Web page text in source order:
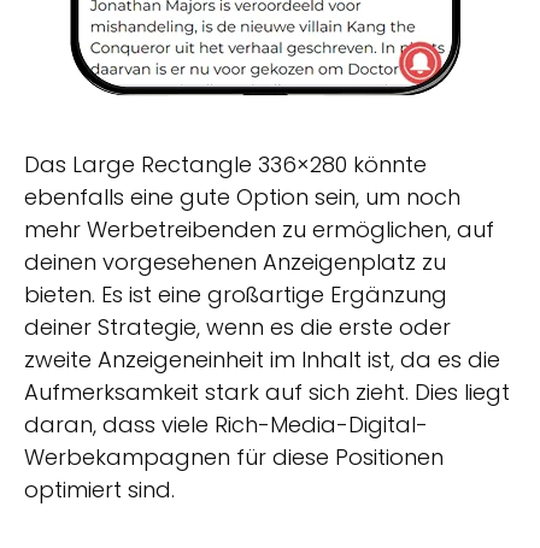
Das Large Rectangle 336×280 könnte
ebenfalls eine gute Option sein, um noch
mehr Werbetreibenden zu ermöglichen, auf
deinen vorgesehenen Anzeigenplatz zu
bieten. Es ist eine großartige Ergänzung
deiner Strategie, wenn es die erste oder
zweite Anzeigeneinheit im Inhalt ist, da es die
Aufmerksamkeit stark auf sich zieht. Dies liegt
daran, dass viele Rich-Media-Digital-
Werbekampagnen für diese Positionen
optimiert sind.